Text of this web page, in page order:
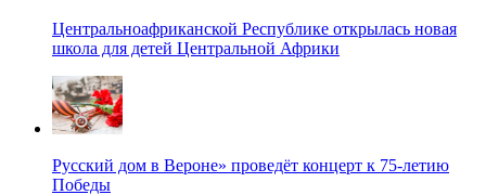
Центральноафриканской Республике открылась новая
школа для детей Центральной Африки
Русский дом в Вероне» проведёт концерт к 75-летию
Победы